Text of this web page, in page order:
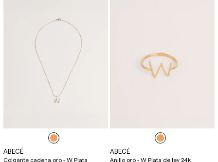
ABECÉ
Colgante cadena oro - W Plata
ABECÉ
Anillo oro - W Plata de ley 24k